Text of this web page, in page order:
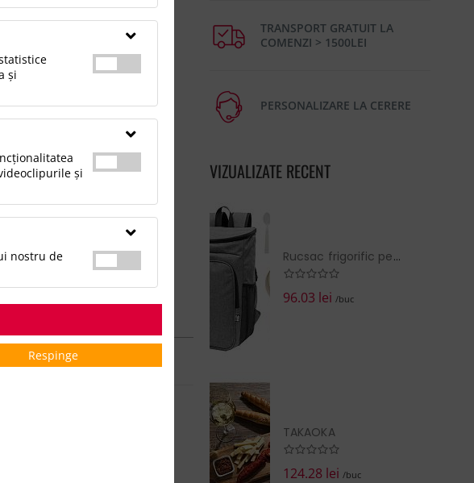
in cutie neagra de
de origine:CN
A VIZUALIZA STOCUL:
Stoc EXTERN în:
21708 5000
TRANSPORT GRATUIT LA
COMENZI > 1500LEI
PERSONALIZARE LA CERERE
VIZUALIZATE RECENT
Rucsac frigorific pentru picnic, RPET, Duonic
96.03 lei/buc
TAKAOKA
124.28 lei/buc
și
și
nostru de
Respinge